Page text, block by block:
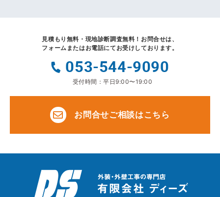
見積もり無料・現地診断調査無料！ お問合せは、
フォームまたはお電話にてお受けしております。
053-544-9090
受付時間：平日9:00〜19:00
お問合せご相談はこちら